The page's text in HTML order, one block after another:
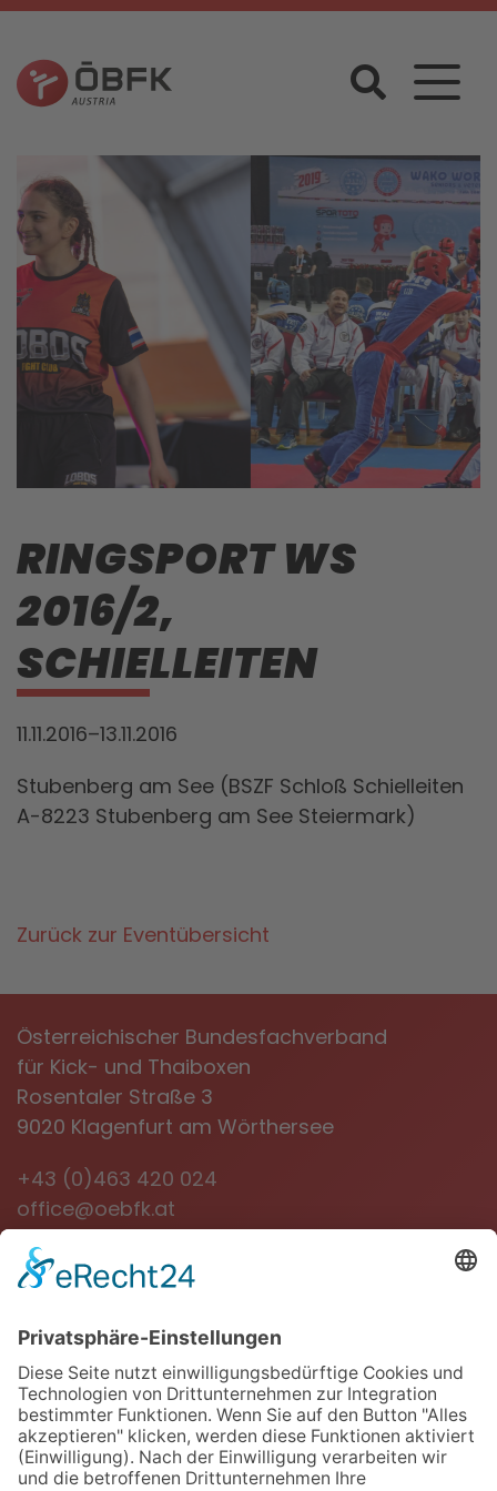
RINGSPORT WS
2016/2,
SCHIELLEITEN
11.11.2016–13.11.2016
Stubenberg am See (BSZF Schloß Schielleiten
A-8223 Stubenberg am See Steiermark)
Zurück zur Eventübersicht
Österreichischer Bundesfachverband
für Kick- und Thaiboxen
Rosentaler Straße 3
9020 Klagenfurt am Wörthersee
+43 (0)463 420 024
office@oebfk.at
NEWSLETTER